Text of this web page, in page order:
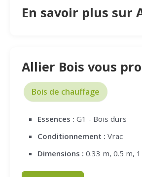
En savoir plus sur
Allier Bois vous
Bois de chauffage
Essences : G1 - Bois durs
Conditionnement : Vrac
Dimensions : 0.33 m, 0.5 m,